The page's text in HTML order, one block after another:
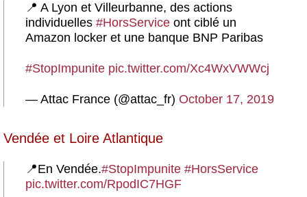
📍 A Lyon et Villeurbanne, des actions
individuelles #HorsService ont ciblé un
Amazon locker et une banque BNP Paribas
#StopImpunite pic.twitter.com/Xc4WxVWWcj
— Attac France (@attac_fr) October 17, 2019
Vendée et Loire Atlantique
📍En Vendée.#StopImpunite #HorsService
pic.twitter.com/RpodIC7HGF